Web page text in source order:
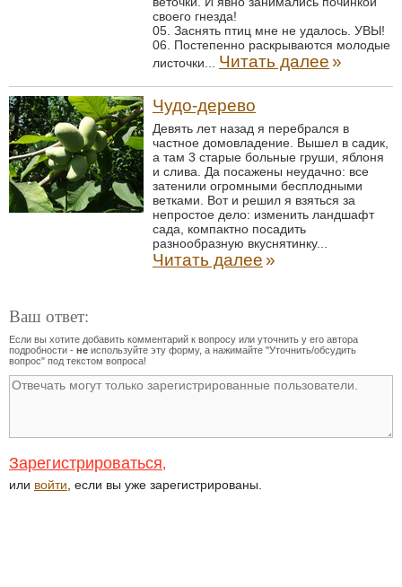
своего гнезда!
05. Заснять птиц мне не удалось. УВЫ!
06. Постепенно раскрываются молодые
листочки... Читать далее»
Чудо-дерево
Девять лет назад я перебрался в
частное домовладение. Вышел в садик,
а там 3 старые больные груши, яблоня
и слива. Да посажены неудачно: все
затенили огромными бесплодными
ветками. Вот и решил я взяться за
непростое дело: изменить ландшафт
сада, компактно посадить
разнообразную вкуснятинку...
Читать далее»
Ваш ответ:
Если вы хотите добавить комментарий к вопросу или уточнить у его автора
подробности - не используйте эту форму, а нажимайте "Уточнить/обсудить
вопрос" под текстом вопроса!
Зарегистрироваться,
или войти , если вы уже зарегистрированы.